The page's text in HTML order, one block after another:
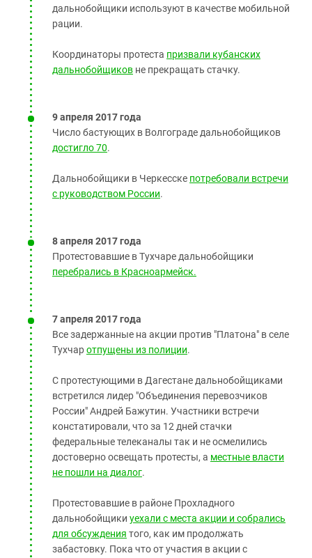
дальнобойщики используют в качестве мобильной
рации.
Координаторы протеста призвали кубанских
дальнобойщиков не прекращать стачку.
9 апреля 2017 года
Число бастующих в Волгограде дальнобойщиков
достигло 70.
Дальнобойщики в Черкесске потребовали встречи
с руководством России.
8 апреля 2017 года
Протестовавшие в Тухчаре дальнобойщики
перебрались в Красноармейск.
7 апреля 2017 года
Все задержанные на акции против "Платона" в селе
Тухчаротпущены из полиции.
С протестующими в Дагестане дальнобойщиками
встретился лидер "Объединения перевозчиков
России" Андрей Бажутин. Участники встречи
констатировали, что за 12 дней стачки
федеральные телеканалы так и не осмелились
достоверно освещать протесты, а местные власти
не пошли на диалог.
Протестовавшие в районе Прохладного
дальнобойщики уехали с места акции и собрались
для обсуждения того, как им продолжать
забастовку. Пока что от участия в акции с